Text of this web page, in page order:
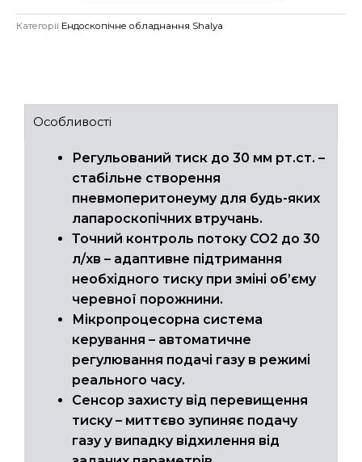
Категорії Ендоскопічне обладнання Shalya
Особливості
Регульований тиск до 30 мм рт.ст. –
стабільне створення
пневмоперитонеуму для будь-яких
лапароскопічних втручань.
Точний контроль потоку СО2 до 30
л/хв – адаптивне підтримання
необхідного тиску при зміні об’єму
черевної порожнини.
Мікропроцесорна система
керування – автоматичне
регулювання подачі газу в режимі
реального часу.
Сенсор захисту від перевищення
тиску – миттєво зупиняє подачу
газу у випадку відхилення від